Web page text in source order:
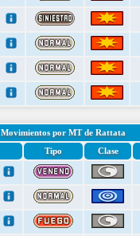
Movimientos por MT de Rattata
Tipo Clase